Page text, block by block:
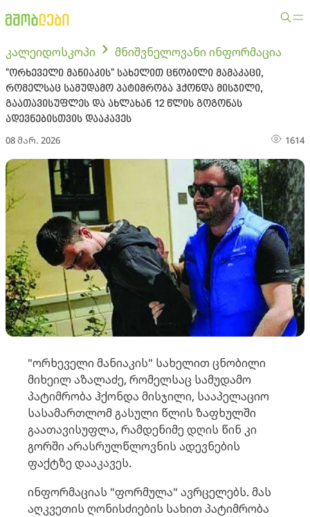
კალეიდოსკოპი მნიშვნელოვანი ინფორმაცია
"ორხეველი მანიაკის" სახელით ცნობილი მამაკაცი,
რომელსაც სამუდამო პატიმრობა ჰქონდა მისჯილი,
გაათავისუფლეს და ახლახან 12 წლის გოგონას
ადევნებისთვის დააკავეს
08 მარ. 2026 1614
"ორხეველი მანიაკის" სახელით ცნობილი
მიხეილ აზალაძე, რომელსაც სამუდამო
პატიმრობა ჰქონდა მისჯილი, სააპელაციო
სასამართლომ გასული წლის ზაფხულში
გაათავისუფლა, რამდენიმე დღის წინ კი
გორში არასრულწლოვნის ადევნების
ფაქტზე დააკავეს.
ინფორმაციას "ფორმულა" ავრცელებს. მას
აღკვეთის ღონისძიების სახით პატიმრობა